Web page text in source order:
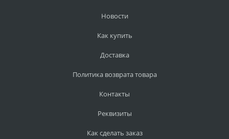
Новости
Как купить
Доставка
Политика возврата товара
Контакты
Реквизиты
Как сделать заказ